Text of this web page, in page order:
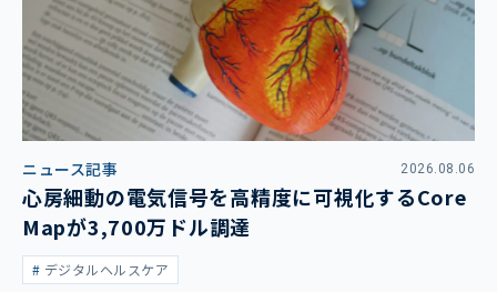
ニュース記事 2026.08.06
心房細動の電気信号を高精度に可視化するCore
Mapが3,700万ドル調達
デジタルヘルスケア